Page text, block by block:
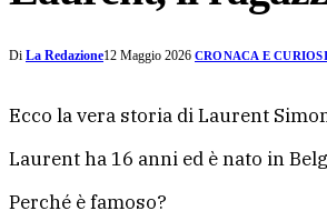
Di La Redazione12 Maggio 2026 CRONACA E
Ecco la vera storia di Laurent
Laurent ha 16 anni ed è nato in
Perché è famoso?